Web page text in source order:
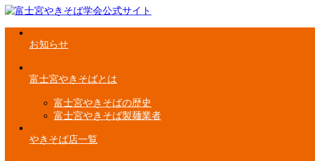
お知らせ
富士宮やきそばとは
富士宮やきそばの歴史
富士宮やきそば製麺業者
やきそば店一覧